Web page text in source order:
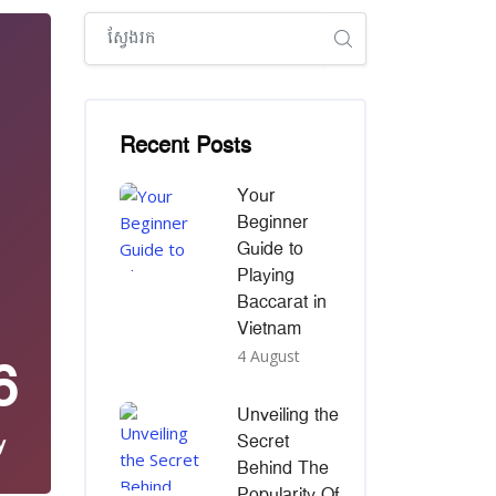
រំលង [Cocoon] Global search (sidebar)
Recent Posts
Your
Beginner
Guide to
Playing
Baccarat in
Vietnam
4 August
Unveiling the
Secret
Behind The